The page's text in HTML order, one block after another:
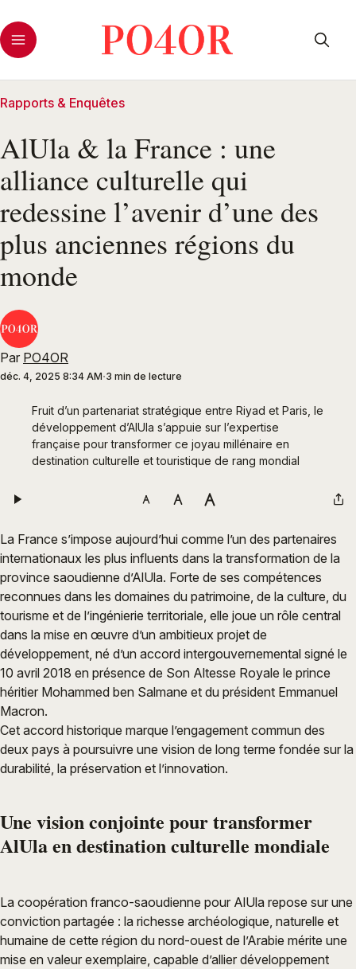
Rapports & Enquêtes
AlUla & la France : une
alliance culturelle qui
redessine l’avenir d’une des
plus anciennes régions du
monde
Par PO4OR
déc. 4, 2025 8:34 AM 3 min de lecture
Fruit d’un partenariat stratégique entre Riyad et Paris, le
développement d’AlUla s’appuie sur l’expertise
française pour transformer ce joyau millénaire en
destination culturelle et touristique de rang mondial
La France s’impose aujourd’hui comme l’un des partenaires
internationaux les plus influents dans la transformation de la
province saoudienne d’AlUla. Forte de ses compétences
reconnues dans les domaines du patrimoine, de la culture, du
tourisme et de l’ingénierie territoriale, elle joue un rôle central
dans la mise en œuvre d’un ambitieux projet de
développement, né d’un accord intergouvernemental signé le
10 avril 2018 en présence de Son Altesse Royale le prince
héritier Mohammed ben Salmane et du président Emmanuel
Macron.
Cet accord historique marque l’engagement commun des
deux pays à poursuivre une vision de long terme fondée sur la
durabilité, la préservation et l’innovation.
Une vision conjointe pour transformer
AlUla en destination culturelle mondiale
La coopération franco-saoudienne pour AlUla repose sur une
conviction partagée : la richesse archéologique, naturelle et
humaine de cette région du nord-ouest de l’Arabie mérite une
mise en valeur exemplaire, capable d’allier développement